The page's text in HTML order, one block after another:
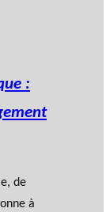
:
de
à